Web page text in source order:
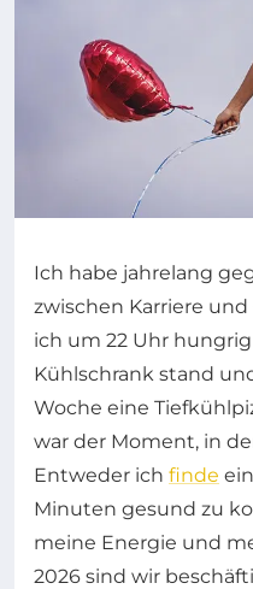
Ich habe jahrelang
zwischen Karriere
ich um 22 Uhr
Kühlschrank stand
Woche eine
war der Moment, in
Entweder ich finde
Minuten gesund zu
meine Energie und
2026 sind wir